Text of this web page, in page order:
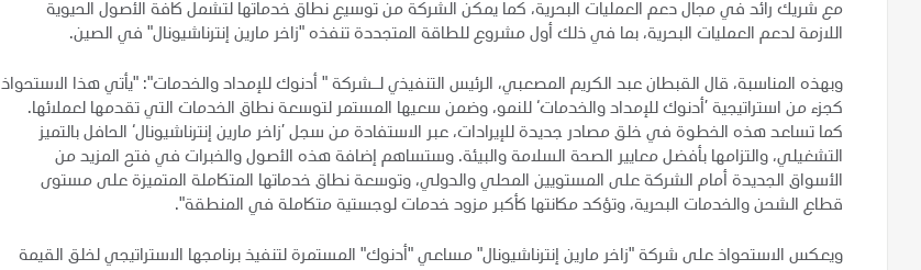
مع شريك رائد في مجال دعم العمليات البحرية، كما يمكن الشركة من توسيع نطاق خدماتها لتشمل كافة الأصول الحيوية
اللازمة لدعم العمليات البحرية، بما في ذلك أول مشروع للطاقة المتجددة تنفذه "زاخر مارين إنترناشيونال" في الصين.
وبهذه المناسبة، قال القبطان عبد الكريم المصعبي، الرئيس التنفيذي لـشركة " أدنوك للإمداد والخدمات": "يأتي هذا الاستحواذ
كجزء من استراتيجية ’أدنوك للإمداد والخدمات‘ للنمو، وضمن سعيها المستمر لتوسعة نطاق الخدمات التي تقدمها لعملائها.
كما تساعد هذه الخطوة في خلق مصادر جديدة للإيرادات، عبر الاستفادة من سجل ’زاخر مارين إنترناشيونال‘ الحافل بالتميز
التشغيلي، والتزامها بأفضل معايير الصحة السلامة والبيئة. وستساهم إضافة هذه الأصول والخبرات في فتح المزيد من
الأسواق الجديدة أمام الشركة على المستويين المحلي والدولي، وتوسعة نطاق خدماتها المتكاملة المتميزة على مستوى
قطاع الشحن والخدمات البحرية، وتؤكد مكانتها كأكبر مزود خدمات لوجستية متكاملة في المنطقة".
ويعكس الاستحواذ على شركة "زاخر مارين إنترناشيونال" مساعي "أدنوك" المستمرة لتنفيذ برنامجها الاستراتيجي لخلق القيمة